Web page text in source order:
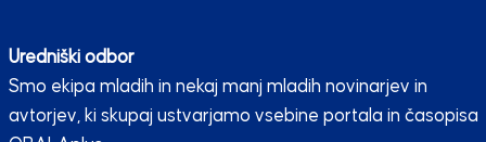
Uredniški odbor
Smo ekipa mladih in nekaj manj mladih novinarjev in
avtorjev, ki skupaj ustvarjamo vsebine portala in časopisa